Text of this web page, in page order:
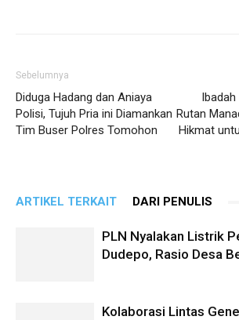
Sebelumnya
Diduga Hadang dan Aniaya
Polisi, Tujuh Pria ini Diamankan
Tim Buser Polres Tomohon
Rutan
Hikmat
ARTIKEL TERKAIT DARI PENULIS
PLN Nyalakan Listrik
Dudepo, Rasio Desa
Kolaborasi Lintas